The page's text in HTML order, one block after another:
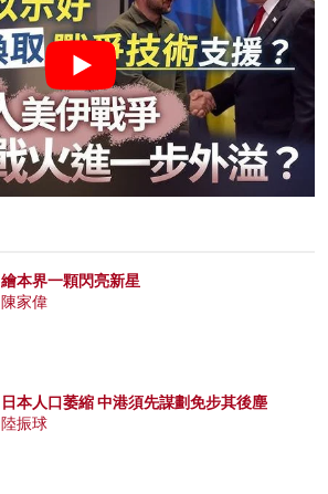
繪本界一顆閃亮新星
陳家偉
日本人口萎縮 中港須先謀劃免步其後塵
陸振球